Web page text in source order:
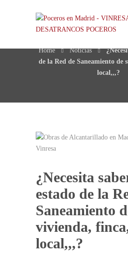
Blog Post
Home Noticias
de la Red de Saneamiento de
local,,,?
¿Necesita
estado de la
Saneamiento
vivienda,
local,,,?